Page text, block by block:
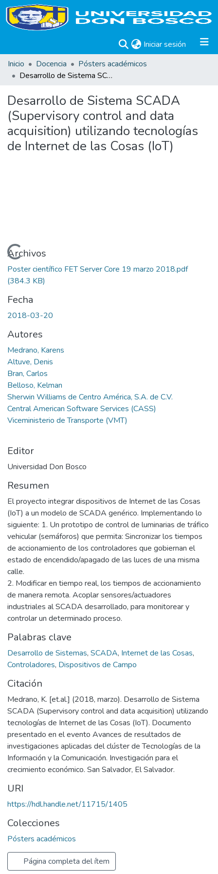
Iniciar sesión (current)
Inicio
Docencia
Pósters académicos
Desarrollo de Sistema SCADA (Supervisory control and data acquisition) utilizando tecnologías de Internet de las Cosas (IoT)
Desarrollo de Sistema SCADA
(Supervisory control and data
acquisition) utilizando tecnologías
de Internet de las Cosas (IoT)
Cargando...
Archivos
Poster científico FET Server Core 19 marzo 2018.pdf
(384.3 KB)
Fecha
2018-03-20
Autores
Medrano, Karens
Altuve, Denis
Bran, Carlos
Belloso, Kelman
Sherwin Williams de Centro América, S.A. de C.V.
Central American Software Services (CASS)
Viceministerio de Transporte (VMT)
Editor
Universidad Don Bosco
Resumen
El proyecto integrar dispositivos de Internet de las Cosas
(IoT) a un modelo de SCADA genérico. Implementando lo
siguiente: 1. Un prototipo de control de luminarias de tráfico
vehicular (semáforos) que permita: Sincronizar los tiempos
de accionamiento de los controladores que gobiernan el
estado de encendido/apagado de las luces de una misma
calle.
2. Modificar en tiempo real, los tiempos de accionamiento
de manera remota. Acoplar sensores/actuadores
industriales al SCADA desarrollado, para monitorear y
controlar un determinado proceso.
Palabras clave
Desarrollo de Sistemas, SCADA, Internet de las Cosas,
Controladores, Dispositivos de Campo
Citación
Medrano, K. [et.al.] (2018, marzo). Desarrollo de Sistema
SCADA (Supervisory control and data acquisition) utilizando
tecnologías de Internet de las Cosas (IoT). Documento
presentado en el evento Avances de resultados de
investigaciones aplicadas del clúster de Tecnologías de la
Información y la Comunicación. Investigación para el
crecimiento económico. San Salvador, El Salvador.
URI
https://hdl.handle.net/11715/1405
Colecciones
Pósters académicos
Página completa del ítem